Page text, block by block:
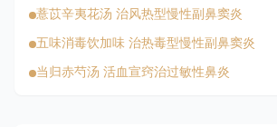
薏苡辛夷花汤 治风热型慢性副鼻窦炎
五味消毒饮加味 治热毒型慢性副鼻窦炎
当归赤芍汤 活血宣窍治过敏性鼻炎